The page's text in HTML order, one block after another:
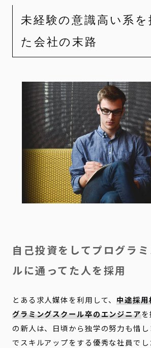
未経験の意識高い系を
た会社の末路
自己投資をしてプログラ
ルに通ってた人を採用
とある求人媒体を利用して、中途採
グラミングスクール卒のエンジニア
の新人は、日頃から独学の努力も惜
でスキルアップをする優秀な社員で